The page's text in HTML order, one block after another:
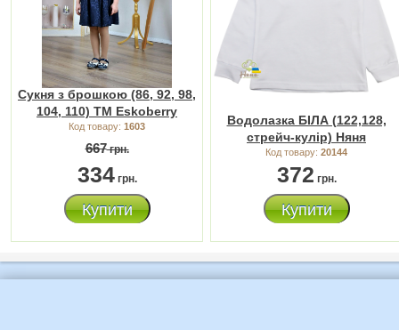
Сукня з брошкою (86, 92, 98,
104, 110) ТМ Eskoberry
Код товару: 1603
667грн.
334грн.
Купити
Водолазка БІЛА (122,128,
стрейч-кулір) Няня
Код товару: 20144
372 грн.
Купити